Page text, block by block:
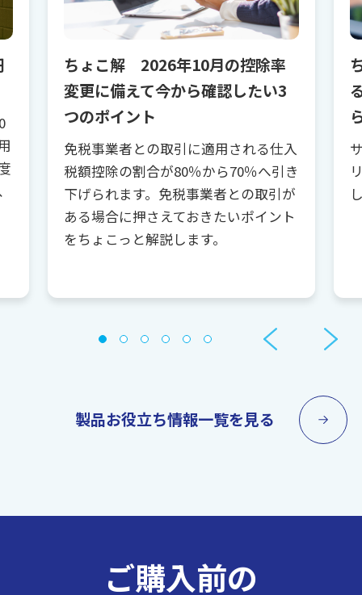
ちょこ解 2026年10月の控除率
変更に備えて今から確認したい3
つのポイント
免税事業者との取引に適用される仕入
税額控除の割合が80％から70％へ引き
下げられます。免税事業者との取引が
ある場合に押さえておきたいポイント
をちょこっと解説します。
製品お役立ち情報一覧を見る
ご購入前の